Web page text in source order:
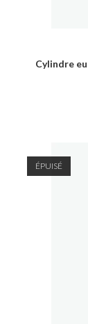
Cylindre
ÉPUISÉ